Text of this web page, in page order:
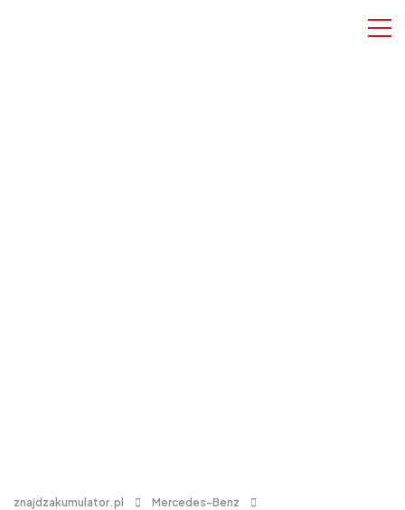
znajdzakumulator.pl
Mercedes-Benz